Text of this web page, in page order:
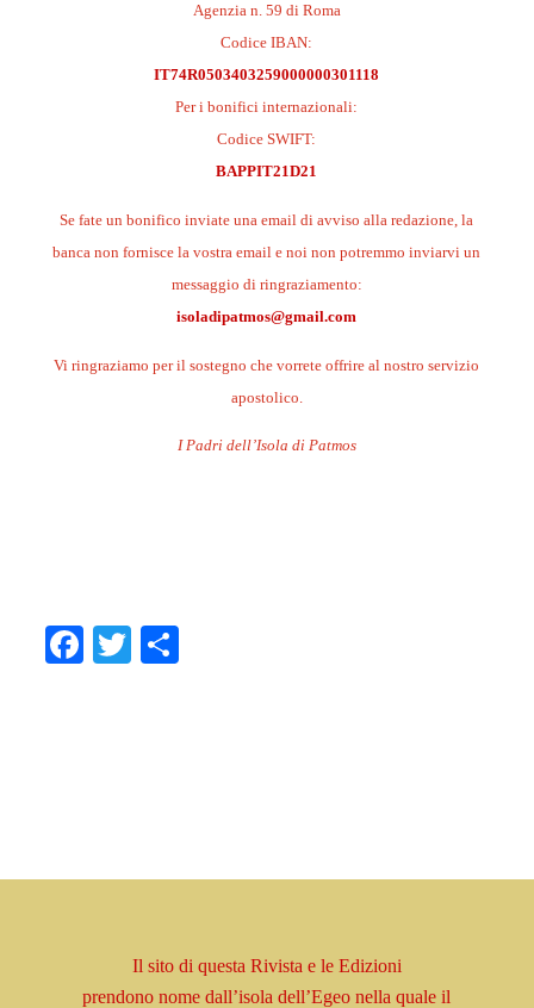
Agenzia n. 59 di Roma
Codice IBAN:
IT74R0503403259000000301118
Per i bonifici internazionali:
Codice SWIFT:
BAPPIT21D21
Se fate un bonifico inviate una email di avviso alla redazione, la
banca non fornisce la vostra email e noi non potremmo inviarvi un
messaggio di ringraziamento:
isoladipatmos@gmail.com
Vi ringraziamo per il sostegno che vorrete offrire al nostro servizio
apostolico.
I Padri dell’Isola di Patmos
Facebook
Twitter
Il sito di questa Rivista e le Edizioni
prendononomedall’isola dell’Egeo nella quale il